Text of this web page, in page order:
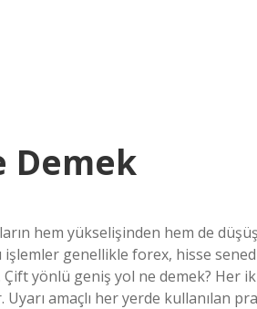
Demek
hem yükselişinden hem de
genellikle forex, hisse
yönlü geniş yol ne demek? Her
amaçlı her yerde kullanılan